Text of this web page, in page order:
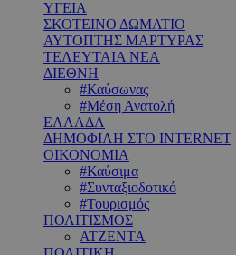
ΥΓΕΙΑ
ΣΚΟΤΕΙΝΟ ΔΩΜΑΤΙΟ
ΑΥΤΟΠΤΗΣ ΜΑΡΤΥΡΑΣ
ΤΕΛΕΥΤΑΙΑ ΝΕΑ
ΔΙΕΘΝΗ
#Καύσωνας
#Μέση Ανατολή
ΕΛΛΑΔΑ
ΔΗΜΟΦΙΛΗ ΣΤΟ INTERNET
ΟΙΚΟΝΟΜΙΑ
#Καύσιμα
#Συνταξιοδοτικό
#Τουρισμός
ΠΟΛΙΤΙΣΜΟΣ
ΑΤΖΕΝΤΑ